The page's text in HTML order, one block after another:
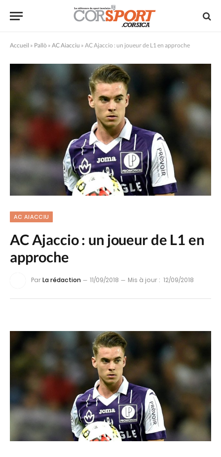
Accueil » Pallò » AC Aiacciu » AC Ajaccio : un joueur de L1 en approche
AC AIACCIU
AC Ajaccio : un joueur de L1 en
approche
ParLa rédaction 11/09/2018 Mis à jour : 12/09/2018